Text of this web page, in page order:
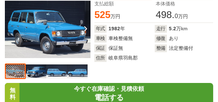
支払総額
525万円
本体価格
498.0万円
年式 1982年 走行 5.2万km
車検
車検整備無 修復
あり
保証
保証無 整備
法定整備付
住所
岐阜県羽島郡
無
料
今すぐ在庫確認・見積依頼
電話する